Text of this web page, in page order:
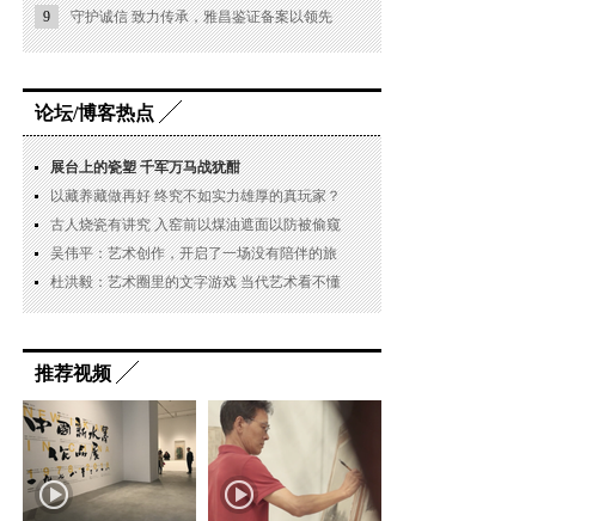
9 守护诚信 致力传承，雅昌鉴证备案以领先
论坛/博客热点
展台上的瓷塑 千军万马战犹酣
以藏养藏做再好 终究不如实力雄厚的真玩家？
古人烧瓷有讲究 入窑前以煤油遮面以防被偷窥
吴伟平：艺术创作，开启了一场没有陪伴的旅
杜洪毅：艺术圈里的文字游戏 当代艺术看不懂
推荐视频